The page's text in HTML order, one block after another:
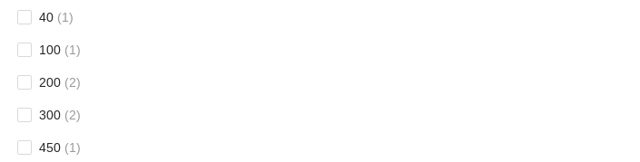
40 (1)
100 (1)
200 (2)
300 (2)
450 (1)